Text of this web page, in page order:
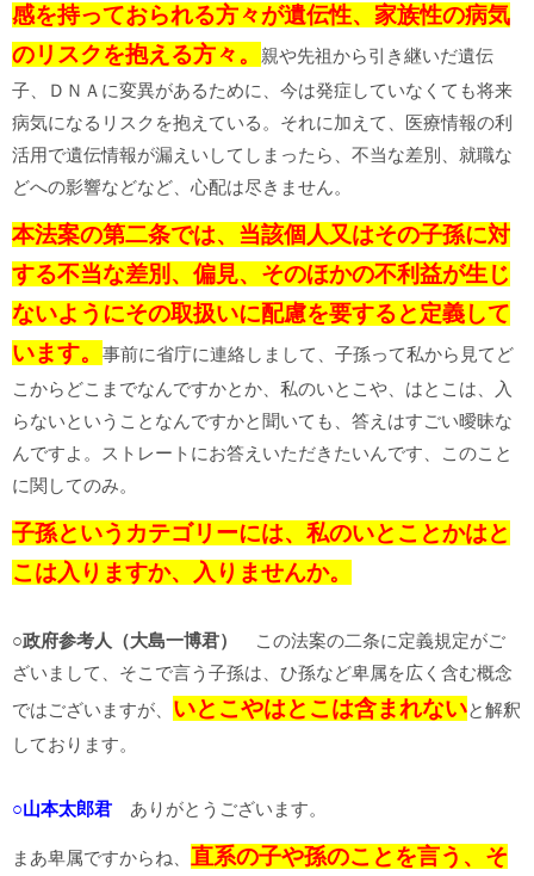
感を持っておられる方々が遺伝性、家族性の病気
のリスクを抱える方々。
親や先祖から引き継いだ遺伝
子、ＤＮＡに変異があるために、今は発症していなくても将来
病気になるリスクを抱えている。それに加えて、医療情報の利
活用で遺伝情報が漏えいしてしまったら、不当な差別、就職な
どへの影響などなど、心配は尽きません。
本法案の第二条では、当該個人又はその子孫に対
する不当な差別、偏見、そのほかの不利益が生じ
ないようにその取扱いに配慮を要すると定義して
います。
事前に省庁に連絡しまして、子孫って私から見てど
こからどこまでなんですかとか、私のいとこや、はとこは、入
らないということなんですかと聞いても、答えはすごい曖昧な
んですよ。ストレートにお答えいただきたいんです、このこと
に関してのみ。
子孫というカテゴリーには、私のいとことかはと
こは入りますか、入りませんか。
○政府参考人（大島一博君）
この法案の二条に定義規定がご
ざいまして、そこで言う子孫は、ひ孫など卑属を広く含む概念
ではございますが、 いとこやはとこは含まれないと解釈
しております。
○山本太郎君 ありがとうございます。
まあ卑属ですからね、 直系の子や孫のことを言う、そ